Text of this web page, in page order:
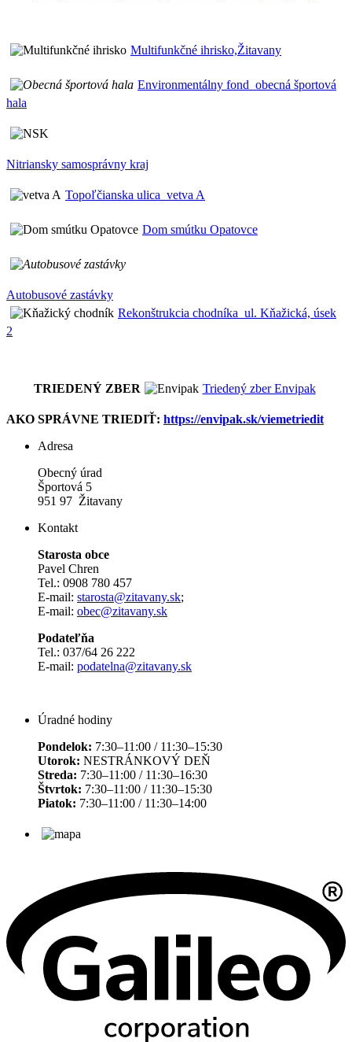
Multifunkčné ihrisko,Žitavany
Environmentálny fond_obecná športová
hala
Nitriansky samosprávny kraj
Topoľčianska ulica_vetva A
Dom smútku Opatovce
Autobusové zastávky
Rekonštrukcia chodníka_ul. Kňažická, úsek
2
TRIEDENÝ ZBER Triedený zber Envipak
AKO SPRÁVNE TRIEDIŤ: https://envipak.sk/viemetriedit
Adresa
Obecný úrad
Športová 5
951 97 Žitavany
Kontakt
Starosta obce
Pavel Chren
Tel.: 0908 780 457
E-mail: starosta@zitavany.sk;
E-mail: obec@zitavany.sk
Podateľňa
Tel.: 037/64 26 222
E-mail: podatelna@zitavany.sk
Úradné hodiny
Pondelok: 7:30–11:00 / 11:30–15:30
Utorok: NESTRÁNKOVÝ DEŇ
Streda: 7:30–11:00 / 11:30–16:30
Štvrtok: 7:30–11:00 / 11:30–15:30
Piatok: 7:30–11:00 / 11:30–14:00